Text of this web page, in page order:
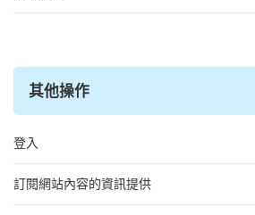
其他操作
登入
訂閱網站內容的資訊提供